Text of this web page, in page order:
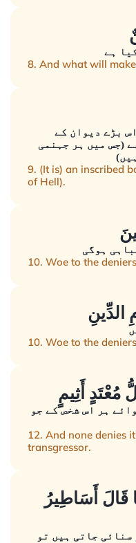
ہے
8. And what will
بڑے دیوان کے
(جس میں ہر جہنمی
9. (It is) an inscribed
of Hell).
ہوگی
10. Woe to the
10. Woe to the
ہر اس شخص کے جو
12. And none denies
transgressor.
قَالَ أَسَاطِيرُ
جاتی ہیں تو